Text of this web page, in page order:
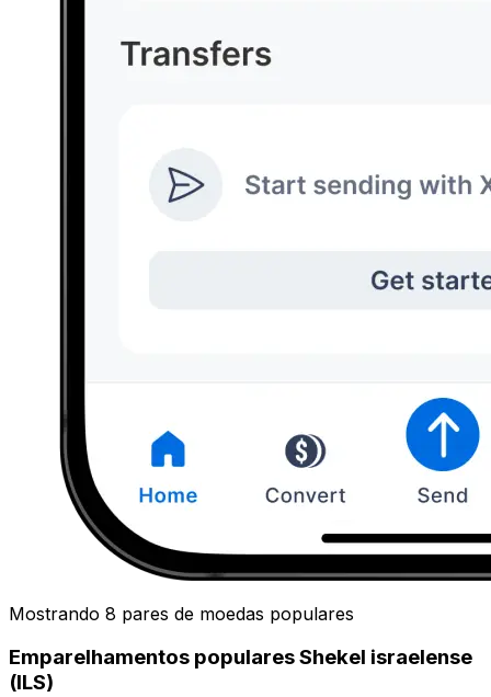
Mostrando 8 pares de moedas populares
Emparelhamentos populares Shekel israelense
(ILS)